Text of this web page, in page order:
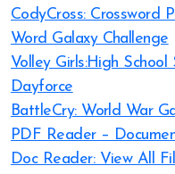
CodyCross: Crossword
Word Galaxy Challenge
Volley Girls:High School
Dayforce
BattleCry: World War
PDF Reader –
Doc Reader: View All